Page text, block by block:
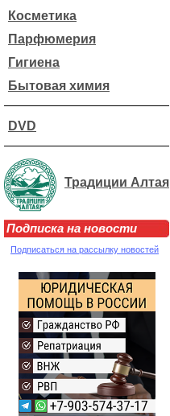
Косметика
Парфюмерия
Гигиена
Бытовая химия
DVD
Традиции Алтая
Подписка на новости
Подписаться на рассылку новостей